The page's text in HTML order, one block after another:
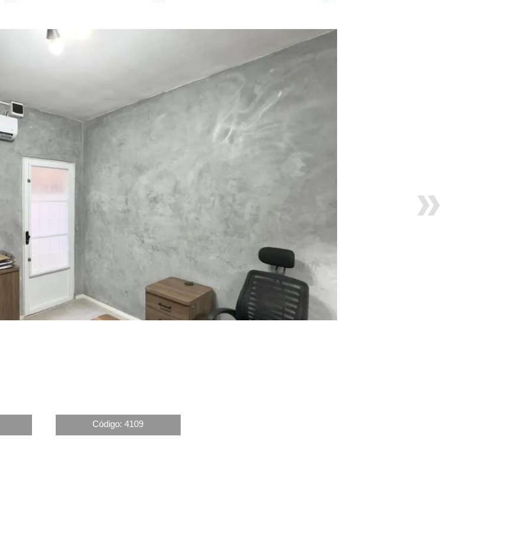
Código: 4109